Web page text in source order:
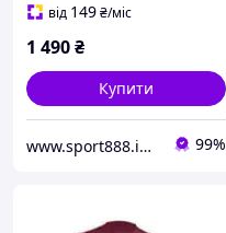
від 149₴/міс
1 490₴
Купити
www.sport888.in.ua 99%